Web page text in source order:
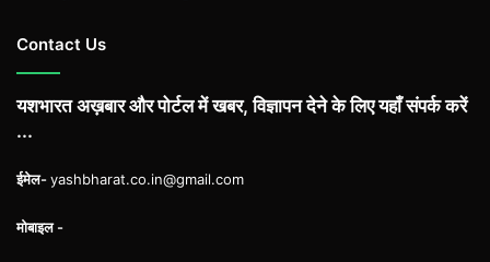
Contact Us
यशभारत अख़बार और पोर्टल में खबर, विज्ञापन देने के लिए यहाँ संपर्क करें
...
ईमेल-yashbharat.co.in@gmail.com
मोबाइल -